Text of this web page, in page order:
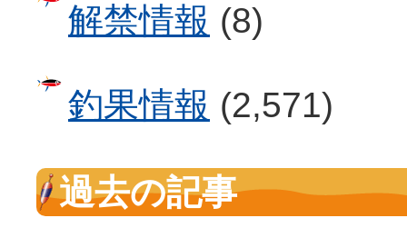
解禁情報 (8)
釣果情報 (2,571)
過去の記事